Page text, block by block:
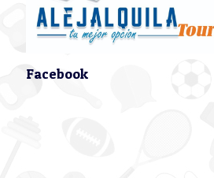
Facebook